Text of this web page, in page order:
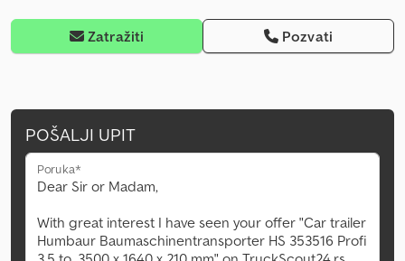
Zatražiti Pozvati
POŠALJI UPIT
Poruka*